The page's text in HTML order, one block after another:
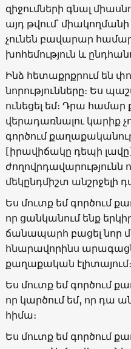
զիջումների գնալ
այդ թվում՝ միակողմանի
չունեն բավարար
խոհեմություն և
Ինձ հետաքրքրում են
նորությունները։ Ես
ունեցել եմ։ Դրա
վերադառնալու կարիք
գործում
[իրավիճակը դեպի
ժողովրդավարությունն
մեկընդմիշտ անշրջելի
Ես մուտք եմ գործում
որ ցանկանում ենք
ճանապարհ բացել նոր
հնարավորինս
քաղաքական էլիտայում։
Ես մուտք եմ գործում
որ կարծում եմ, որ դա
հիմա։
Ես մուտք եմ գործում